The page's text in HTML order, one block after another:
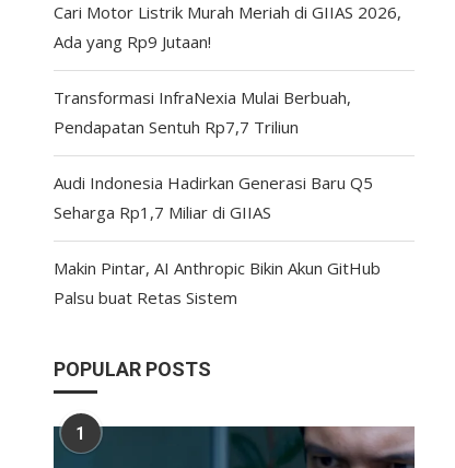
Cari Motor Listrik Murah Meriah di GIIAS 2026,
Ada yang Rp9 Jutaan!
Transformasi InfraNexia Mulai Berbuah,
Pendapatan Sentuh Rp7,7 Triliun
Audi Indonesia Hadirkan Generasi Baru Q5
Seharga Rp1,7 Miliar di GIIAS
Makin Pintar, AI Anthropic Bikin Akun GitHub
Palsu buat Retas Sistem
POPULAR POSTS
1